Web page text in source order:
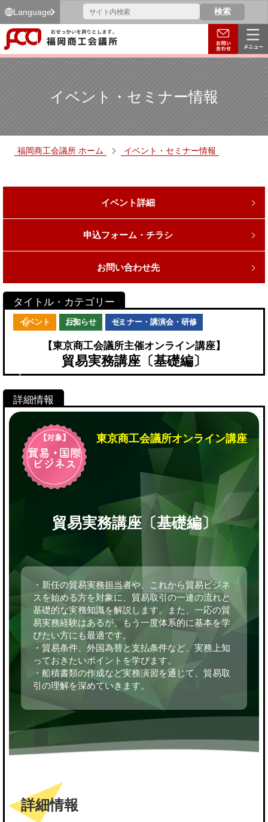
Language
イベント・セミナー情報
福岡商工会議所 ホーム イベント・セミナー情報
イベント詳細
申込フォーム・チラシ
お問い合わせ先
イベント お知らせ セミナー・講演会・研修
【東京商工会議所主催オンライン講座】
貿易実務講座〔基礎編〕
東京商工会議所オンライン講座
貿易実務講座〔基礎編〕
・新任の貿易実務担当者や、これから貿易ビジネ
スを始める方を対象に、貿易取引の一連の流れと
基礎的な実務知識を解説します。また、一応の貿
易実務経験はあるが、もう一度体系的に基本を学
びたい方にも最適です。
・貿易条件、外国為替と支払条件など、実務上知
っておきたいポイントを学びます。
・船積書類の作成など実務演習を通じて、貿易取
引の理解を深めていきます。
詳細情報